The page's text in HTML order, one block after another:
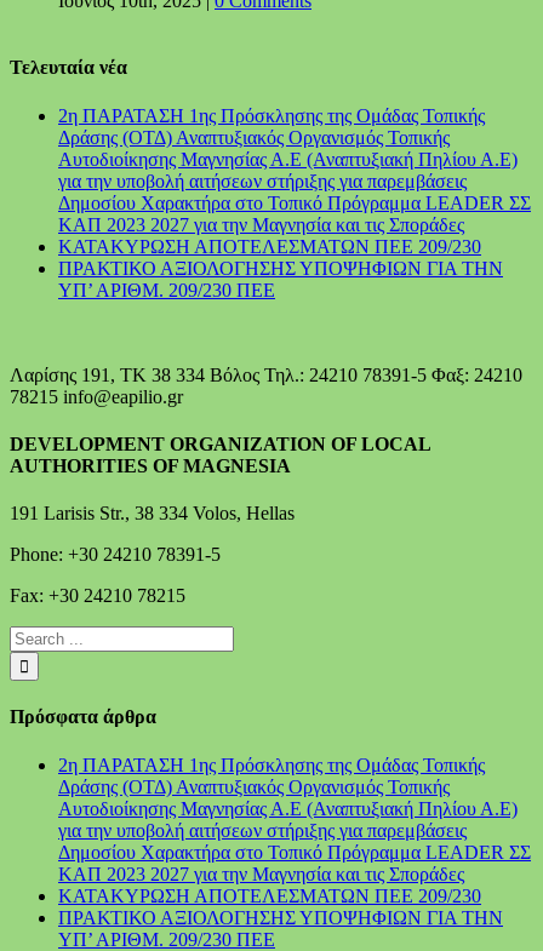
Τελευταία νέα
2η ΠΑΡΑΤΑΣΗ 1ης Πρόσκλησης της Ομάδας Τοπικής
Δράσης (ΟΤΔ) Αναπτυξιακός Οργανισμός Τοπικής
Αυτοδιοίκησης Μαγνησίας Α.Ε (Αναπτυξιακή Πηλίου Α.Ε)
για την υποβολή αιτήσεων στήριξης για παρεμβάσεις
Δημοσίου Χαρακτήρα στο Τοπικό Πρόγραμμα LEADER ΣΣ
ΚΑΠ 2023 2027 για την Μαγνησία και τις Σποράδες
ΚΑΤΑΚΥΡΩΣΗ ΑΠΟΤΕΛΕΣΜΑΤΩΝ ΠΕΕ 209/230
ΠΡΑΚΤΙΚΟ ΑΞΙΟΛΟΓΗΣΗΣ ΥΠΟΨΗΦΙΩΝ ΓΙΑ ΤΗΝ
ΥΠ’ ΑΡΙΘΜ. 209/230 ΠΕΕ
Λαρίσης 191, ΤΚ 38 334 Βόλος Τηλ.: 24210 78391-5 Φαξ: 24210
78215 info@eapilio.gr
DEVELOPMENT ORGANIZATION OF LOCAL
AUTHORITIES OF MAGNESIA
191 Larisis Str., 38 334 Volos, Hellas
Phone: +30 24210 78391-5
Fax: +30 24210 78215
Πρόσφατα άρθρα
2η ΠΑΡΑΤΑΣΗ 1ης Πρόσκλησης της Ομάδας Τοπικής
Δράσης (ΟΤΔ) Αναπτυξιακός Οργανισμός Τοπικής
Αυτοδιοίκησης Μαγνησίας Α.Ε (Αναπτυξιακή Πηλίου Α.Ε)
για την υποβολή αιτήσεων στήριξης για παρεμβάσεις
Δημοσίου Χαρακτήρα στο Τοπικό Πρόγραμμα LEADER ΣΣ
ΚΑΠ 2023 2027 για την Μαγνησία και τις Σποράδες
ΚΑΤΑΚΥΡΩΣΗ ΑΠΟΤΕΛΕΣΜΑΤΩΝ ΠΕΕ 209/230
ΠΡΑΚΤΙΚΟ ΑΞΙΟΛΟΓΗΣΗΣ ΥΠΟΨΗΦΙΩΝ ΓΙΑ ΤΗΝ
ΥΠ’ ΑΡΙΘΜ. 209/230 ΠΕΕ